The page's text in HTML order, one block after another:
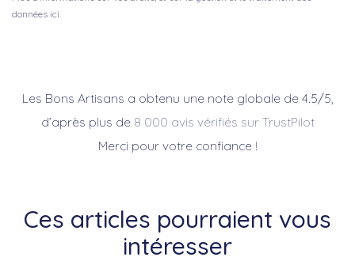
données ici.
Les Bons Artisans a obtenu une note globale de 4.5/5,
d’après plus de 8 000 avis vérifiés sur TrustPilot
Merci pour votre confiance !
Ces articles pourraient vous
intéresser